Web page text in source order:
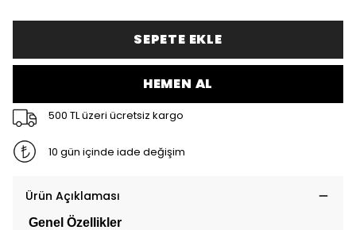
SEPETE EKLE
HEMEN AL
500 TL üzeri ücretsiz kargo
10 gün içinde iade değişim
Ürün Açıklaması
Genel Özellikler